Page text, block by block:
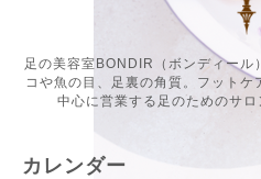
足の美容室BONDIR（ボンディー
コや魚の目、足裏の角質。フット
中心に営業する足のためのサ
カレンダー